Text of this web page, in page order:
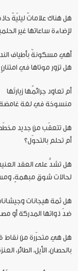
هل هناك علاماتٌ ليليّةٌ
لإضاءة ساعاتها غير
أهي مسكونةٌ بأطياف
هل تزور موتاها في
أم تعاود جرائمُها زيارتَها
منسوخة في لغة غامضة
هل تتعقّب من جديد
أم تحلم بالتحوّل؟
هل تشدُّ على العقد
لحالات شوق مبهمةٍ،
هل ثمة هيجانات
ضدّ ذواتها المدركة أو
هل هي متحرّرة من
بالحصان، الأيل، الطائر،